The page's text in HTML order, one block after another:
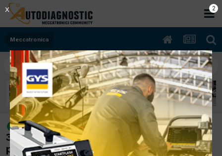
Meccatronica
risolto
[range rover sport 02/2015 3000cc
306dt 183Kw Diesel] sostituzione pastiglie
posteriori
2
X